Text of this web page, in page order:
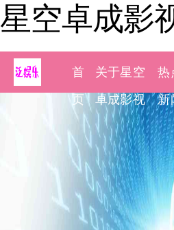
星空卓成影
首
页
关于星空
卓成影视
热
新